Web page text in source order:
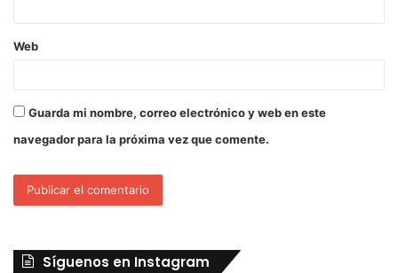
Web
Guarda mi nombre, correo electrónico y web en este
navegador para la próxima vez que comente.
Síguenos en Instagram